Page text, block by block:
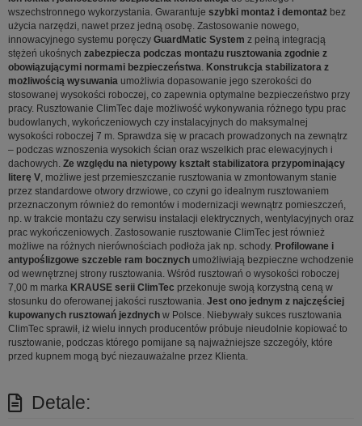
wszechstronnego wykorzystania. Gwarantuje szybki montaż i demontaż bez
użycia narzędzi, nawet przez jedną osobę. Zastosowanie nowego,
innowacyjnego systemu poręczy GuardMatic System z pełną integracją
stężeń ukośnych zabezpiecza podczas montażu rusztowania zgodnie z
obowiązującymi normami bezpieczeństwa Konstrukcja stabilizatora z
możliwością wysuwania umożliwia dopasowanie jego szerokości do
stosowanej wysokości roboczej, co zapewnia optymalne bezpieczeństwo przy
pracy. Rusztowanie ClimTec daje możliwość wykonywania różnego typu prac
budowlanych, wykończeniowych czy instalacyjnych do maksymalnej
wysokości roboczej 7 m. Sprawdza się w pracach prowadzonych na zewnątrz
– podczas wznoszenia wysokich ścian oraz wszelkich prac elewacyjnych i
dachowych. Ze względu na nietypowy kształt stabilizatora przypominający
literę V , możliwe jest przemieszczanie rusztowania w zmontowanym stanie
przez standardowe otwory drzwiowe, co czyni go idealnym rusztowaniem
przeznaczonym również do remontów i modernizacji wewnątrz pomieszczeń,
np. w trakcie montażu czy serwisu instalacji elektrycznych, wentylacyjnych oraz
prac wykończeniowych. Zastosowanie rusztowanie ClimTec jest również
możliwe na różnych nierównościach podłoża jak np. schody. Profilowane i
antypoślizgowe szczeble ram bocznych umożliwiają bezpieczne wchodzenie
od wewnętrznej strony rusztowania. Wśród rusztowań o wysokości roboczej
7,00 m marka KRAUSE serii ClimTec przekonuje swoją korzystną ceną w
stosunku do oferowanej jakości rusztowania. Jest ono jednym z najczęściej
kupowanych rusztowań jezdnych w Polsce. Niebywały sukces rusztowania
ClimTec sprawił, iż wielu innych producentów próbuje nieudolnie kopiować to
rusztowanie, podczas którego pomijane są najważniejsze szczegóły, które
przed kupnem mogą być niezauważalne przez Klienta.
Detale: